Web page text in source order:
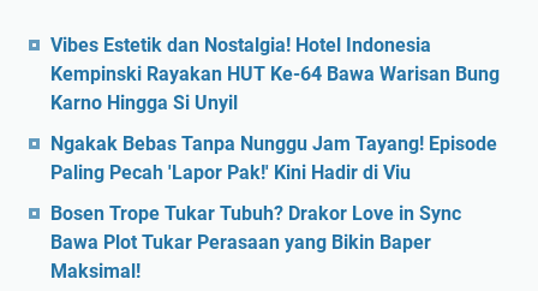
Vibes Estetik dan Nostalgia! Hotel Indonesia
Kempinski Rayakan HUT Ke-64 Bawa Warisan Bung
Karno Hingga Si Unyil
Ngakak Bebas Tanpa Nunggu Jam Tayang! Episode
Paling Pecah 'Lapor Pak!' Kini Hadir di Viu
Bosen Trope Tukar Tubuh? Drakor Love in Sync
Bawa Plot Tukar Perasaan yang Bikin Baper
Maksimal!